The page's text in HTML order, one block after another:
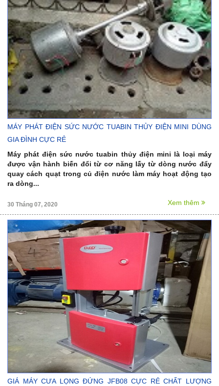
MÁY PHÁT ĐIỆN SỨC NƯỚC TUABIN THỦY ĐIỆN MINI DÙNG
GIA ĐÌNH CỰC RẺ
Máy phát điện sức nước tuabin thủy điện mini là loại máy
được vận hành biến đổi từ cơ năng lấy từ dòng nước đẩy
quay cách quạt trong củ điện nước làm máy hoạt động tạo
ra dòng...
30 Tháng 07, 2020 Xem thêm
GIÁ MÁY CƯA LỌNG ĐỨNG JFB08 CỰC RẺ CHẤT LƯỢNG